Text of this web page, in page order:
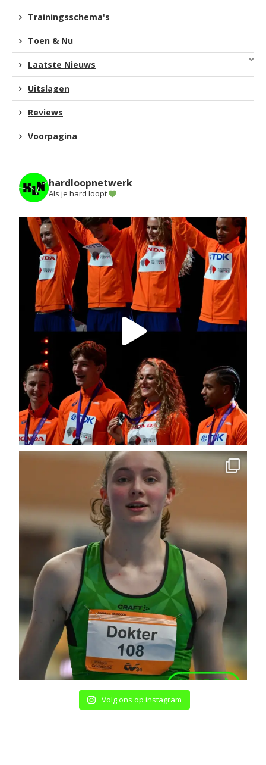
Trainingsschema's
Toen & Nu
Laatste Nieuws
Uitslagen
Reviews
Voorpagina
hardloopnetwerk
Als je hard loopt
Volg ons op instagram